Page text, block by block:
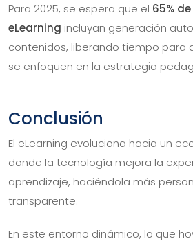
Para 2025, se espera que el 65%
eLearning incluyan generación
contenidos, liberando tiempo para
se enfoquen en la estrategia
Conclusión
El eLearning evoluciona hacia un
donde la tecnología mejora la
aprendizaje, haciéndola más
transparente.
En este entorno dinámico, lo que